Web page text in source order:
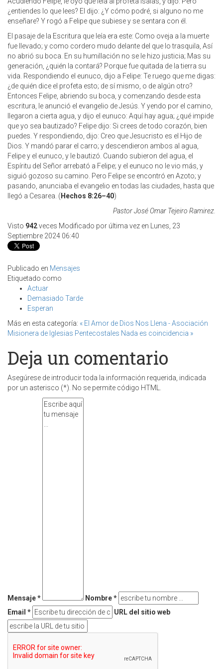
¿entiendes lo que lees? El dijo: ¿Y cómo podré, si alguno no me
enseñare? Y rogó a Felipe que subiese y se sentara con él.
El pasaje de la Escritura que leía era este: Como oveja a la muerte
fue llevado; y como cordero mudo delante del que lo trasquila, Así
no abrió su boca. En su humillación no se le hizo justicia; Mas su
generación, ¿quién la contará? Porque fue quitada de la tierra su
vida. Respondiendo el eunuco, dijo a Felipe: Te ruego que me digas:
¿de quién dice el profeta esto; de sí mismo, o de algún otro?
Entonces Felipe, abriendo su boca, y comenzando desde esta
escritura, le anunció el evangelio de Jesús. Y yendo por el camino,
llegaron a cierta agua, y dijo el eunuco: Aquí hay agua; ¿qué impide
que yo sea bautizado? Felipe dijo: Si crees de todo corazón, bien
puedes. Y respondiendo, dijo: Creo que Jesucristo es el Hijo de
Dios. Y mandó parar el carro; y descendieron ambos al agua,
Felipe y el eunuco, y le bautizó. Cuando subieron del agua, el
Espíritu del Señor arrebató a Felipe; y el eunuco no le vio más, y
siguió gozoso su camino. Pero Felipe se encontró en Azoto; y
pasando, anunciaba el evangelio en todas las ciudades, hasta que
llegó a Cesarea. ( Hechos 8:26–40)
Pastor José Omar Tejeiro Ramirez.
Visto 942veces Modificado por última vez en Lunes, 23
Septiembre 2024 06:40
Publicado en Mensajes
Etiquetado como
Actuar
Demasiado Tarde
Esperan
Más en esta categoría: « El Amor de Dios Nos Llena - Asociación
Misionera de Iglesias Pentecostales Nada es coincidencia »
Deja un comentario
Asegúrese de introducir toda la información requerida, indicada
por un asterisco (*). No se permite código HTML.
Mensaje *
Nombre *
Email *
URL del sitio web